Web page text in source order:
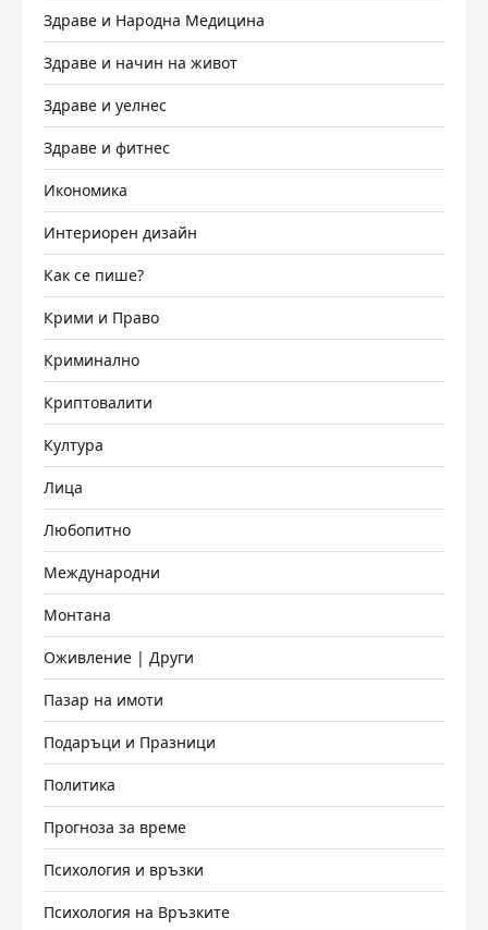
Здраве и Народна Медицина
Здраве и начин на живот
Здраве и уелнес
Здраве и фитнес
Икономика
Интериорен дизайн
Как се пише?
Крими и Право
Криминално
Криптовалити
Култура
Лица
Любопитно
Международни
Монтана
Оживление | Други
Пазар на имоти
Подаръци и Празници
Политика
Прогноза за време
Психология и връзки
Психология на Връзките